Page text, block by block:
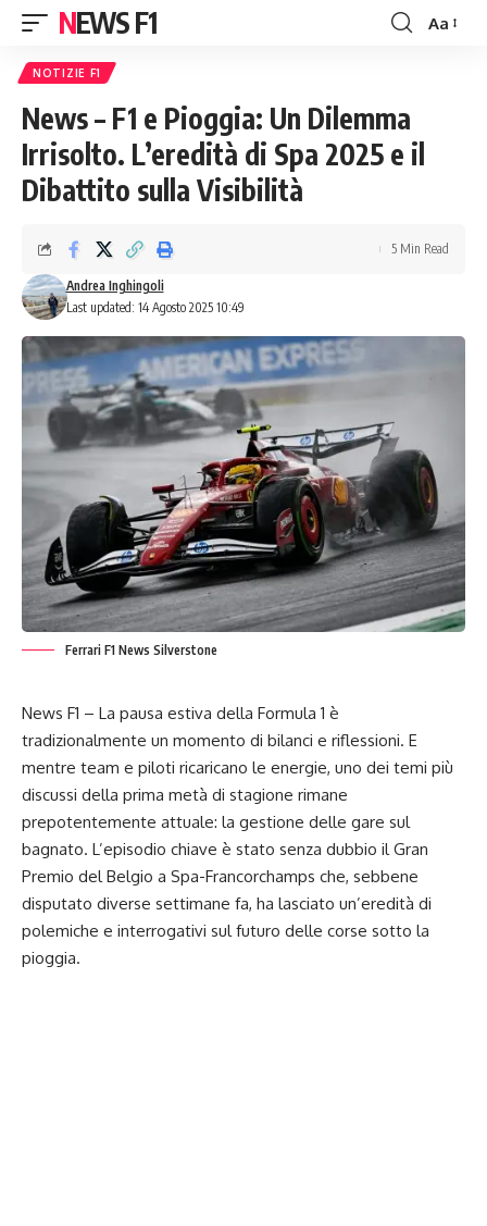
NEWS F1
Font
Aa
NOTIZIE F1
News – F1 e Pioggia: Un Dilemma
Irrisolto. L’eredità di Spa 2025 e il
Dibattito sulla Visibilità
Last updated: 14 Agosto 2025 10:49
Andrea Inghingoli
5 Min Read
Ferrari F1 News Silverstone
News F1 – La pausa estiva della Formula 1 è
tradizionalmente un momento di bilanci e riflessioni. E
mentre team e piloti ricaricano le energie, uno dei temi più
discussi della prima metà di stagione rimane
prepotentemente attuale: la gestione delle gare sul
bagnato. L’episodio chiave è stato senza dubbio il Gran
Premio del Belgio a Spa-Francorchamps che, sebbene
disputato diverse settimane fa, ha lasciato un’eredità di
polemiche e interrogativi sul futuro delle corse sotto la
pioggia.